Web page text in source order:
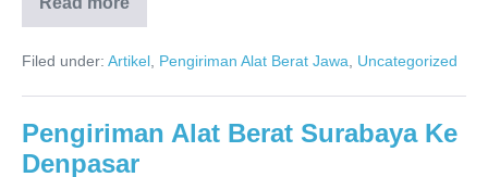
Jasa
Angkutan
Berat
Jakarta
Filed under: Artikel Pengiriman Alat Berat Jawa Uncategorized
Pengiriman Alat Berat Surabaya Ke
Denpasar